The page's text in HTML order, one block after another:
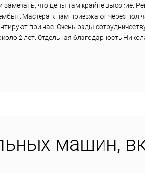
замечать, что цены там крайне высокие.
Мастера к нам приезжают через пол
при нас. Очень рады
2 лет. Отдельная благодарность
машин,